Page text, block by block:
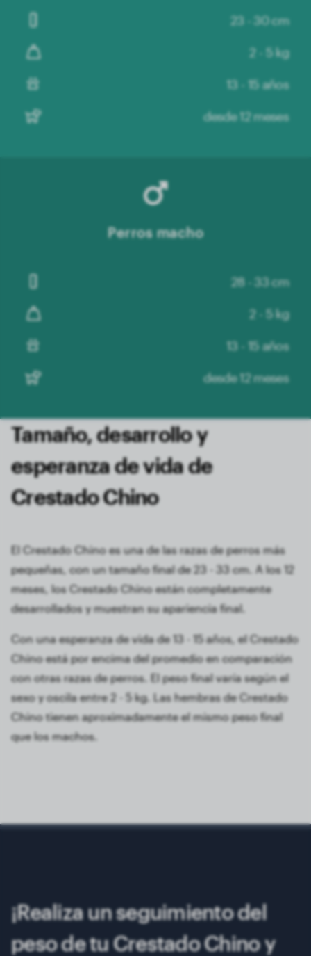
23 - 30 cm
2 - 5 kg
13 - 15 años
desde 12 meses
Perros macho
28 - 33 cm
2 - 5 kg
13 - 15 años
desde 12 meses
Tamaño, desarrollo y
esperanza de vida de
Crestado Chino
El Crestado Chino es una de las razas de perros más
pequeñas, con un tamaño final de 23 - 33 cm. A los 12
meses, los Crestado Chino están completamente
desarrollados y muestran su apariencia final.
Con una esperanza de vida de 13 - 15 años, el Crestado
Chino está por encima del promedio en comparación
con otras razas de perros. El peso final varía según el
sexo y oscila entre 2 - 5 kg. Las hembras de Crestado
Chino tienen aproximadamente el mismo peso final
que los machos.
¡Realiza un seguimiento del
peso de tu Crestado Chino y